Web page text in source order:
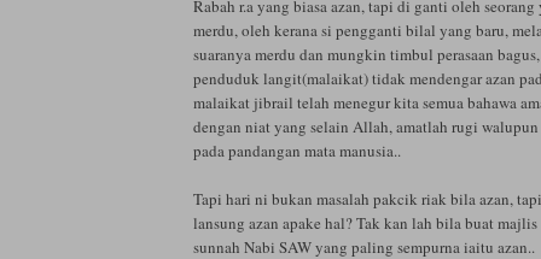
Rabah r.a yang biasa azan, tapi di ganti oleh
merdu, oleh kerana si pengganti bilal yang baru,
suaranya merdu dan mungkin timbul perasaan
penduduk langit(malaikat) tidak mendengar azan
malaikat jibrail telah menegur kita semua bahawa
dengan niat yang selain Allah, amatlah rugi
pada pandangan mata manusia..
Tapi hari ni bukan masalah pakcik riak bila azan,
lansung azan apake hal? Tak kan lah bila buat
sunnah Nabi SAW yang paling sempurna iaitu azan..